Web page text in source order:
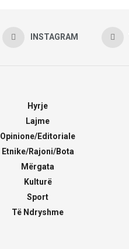
INSTAGRAM
Hyrje
Lajme
Opinione/Editoriale
Etnike/Rajoni/Bota
Mërgata
Kulturë
Sport
Të Ndryshme